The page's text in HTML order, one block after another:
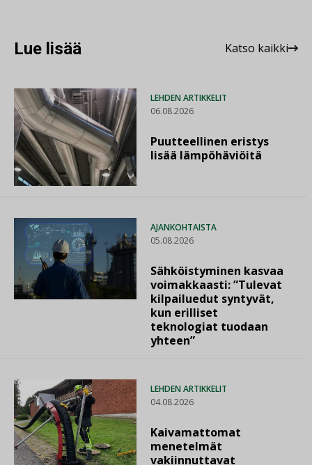
Lue lisää Katso kaikki
LEHDEN ARTIKKELIT
06.08.2026
Puutteellinen eristys
lisää lämpöhäviöitä
AJANKOHTAISTA
05.08.2026
Sähköistyminen kasvaa
voimakkaasti: ”Tulevat
kilpailuedut syntyvät,
kun erilliset
teknologiat tuodaan
yhteen”
LEHDEN ARTIKKELIT
04.08.2026
Kaivamattomat
menetelmät
vakiinnuttavat